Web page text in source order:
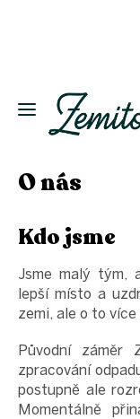
Eko
domácnost
Kosmetika
Akce
Zachraň
a ušetři
Novinky
O nás
Kdo jsme
Jsme malý tým,
lepší místo a
zemi, ale o to
Původní záměr
zpracování
postupně ale
Momentálně